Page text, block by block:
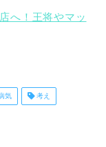
へ！王将やマッ
気 考え